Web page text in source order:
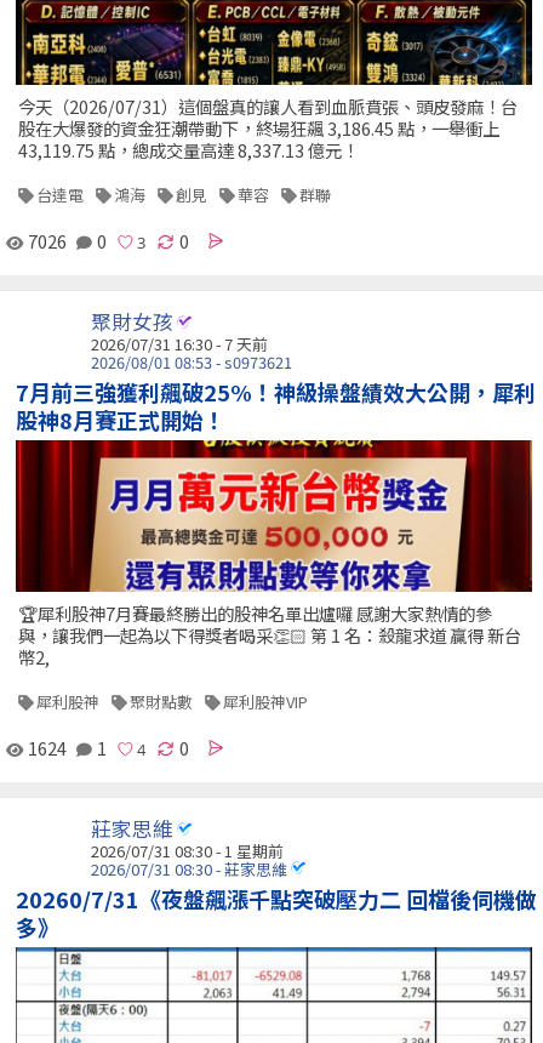
今天（2026/07/31）這個盤真的讓人看到血脈賁張、頭皮發麻！台
股在大爆發的資金狂潮帶動下，終場狂飆 3,186.45 點，一舉衝上
43,119.75 點，總成交量高達 8,337.13 億元！
台達電 鴻海 創見 華容 群聯
7026 0 0
聚財女孩
2026/07/31 16:30 - 7 天前
2026/08/01 08:53 - s0973621
7月前三強獲利飆破25%！神級操盤績效大公開，犀利
股神8月賽正式開始！
🏆犀利股神7月賽最終勝出的股神名單出爐囉 感謝大家熱情的參
與，讓我們一起為以下得獎者喝采👏🏻 第 1 名：殺龍求道 贏得 新台
幣2,
犀利股神 聚財點數 犀利股神VIP
1624 1 0
莊家思維
2026/07/31 08:30 - 1 星期前
2026/07/31 08:30 - 莊家思維
20260/7/31《夜盤飆漲千點突破壓力二 回檔後伺機做
多》